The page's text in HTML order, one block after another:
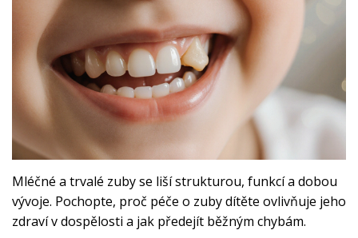
Mléčné a trvalé zuby se liší strukturou, funkcí a dobou
vývoje. Pochopte, proč péče o zuby dítěte ovlivňuje jeho
zdraví v dospělosti a jak předejít běžným chybám.